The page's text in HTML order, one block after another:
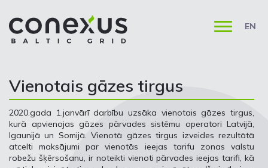
EN
Vienotais gāzes tirgus
2020.gada 1.janvārī darbību uzsāka vienotais gāzes tirgus,
kurā apvienojas gāzes pārvades sistēmu operatori Latvijā,
Igaunijā un Somijā. Vienotā gāzes tirgus izveides rezultātā
atcelti maksājumi par vienotās ieejas tarifu zonas valstu
robežu šķērsošanu, ir noteikti vienoti pārvades ieejas tarifi, kā